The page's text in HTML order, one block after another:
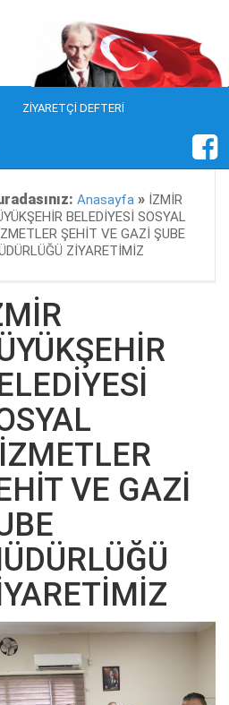
ZIYARETÇI DEFTERI
Anasayfa » İZMİR
BELEDİYESİ SOSYAL
ŞEHİT VE GAZİ ŞUBE
ZİYARETİMİZ
VE GAZİ